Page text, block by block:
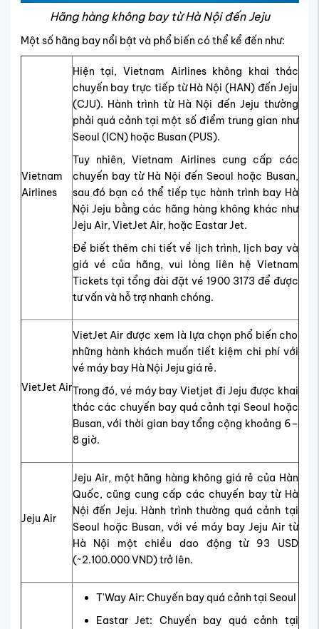
Hãng hàng không bay từ Hà Nội đến Jeju
Một số hãng bay nổi bật và phổ biến có thể kể đến như:
Vietnam
Airlines
Hiện tại, Vietnam Airlines không khai thác
chuyến bay trực tiếp từ Hà Nội (HAN) đến Jeju
(CJU). Hành trình từ Hà Nội đến Jeju thường
phải quá cảnh tại một số điểm trung gian như
Seoul (ICN) hoặc Busan (PUS).
Tuy nhiên, Vietnam Airlines cung cấp các
chuyến bay từ Hà Nội đến Seoul hoặc Busan,
sau đó bạn có thể tiếp tục hành trình bay Hà
Nội Jeju bằng các hãng hàng không khác như
Jeju Air, VietJet Air, hoặc Eastar Jet.
Để biết thêm chi tiết về lịch trình, lịch bay và
giá vé của hãng, vui lòng liên hệ Vietnam
Tickets tại tổng đài đặt vé 1900 3173 để được
tư vấn và hỗ trợ nhanh chóng.
VietJet Air
VietJet Air được xem là lựa chọn phổ biến cho
những hành khách muốn tiết kiệm chi phí với
vé máy bay Hà Nội Jeju giá rẻ.
Trong đó, vé máy bay Vietjet đi Jeju được khai
thác các chuyến bay quá cảnh tại Seoul hoặc
Busan, với thời gian bay tổng cộng khoảng 6–
8 giờ.
Jeju Air
Jeju Air, một hãng hàng không giá rẻ của Hàn
Quốc, cũng cung cấp các chuyến bay từ Hà
Nội đến Jeju. Hành trình thường quá cảnh tại
Seoul hoặc Busan, với vé máy bay Jeju Air từ
Hà Nội một chiều dao động từ 93 USD
(~2.100.000 VND) trở lên.
T'Way Air: Chuyến bay quá cảnh tại Seoul
Eastar Jet: Chuyến bay quá cảnh tại